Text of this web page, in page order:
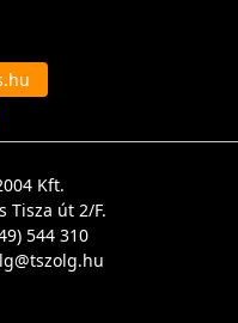
Kft.
Tisza út 2/F.
544 310